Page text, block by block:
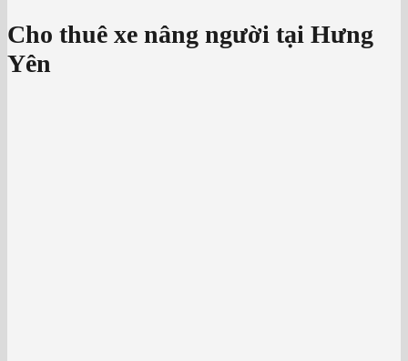
Cho thuê xe nâng người tại Hưng
Yên